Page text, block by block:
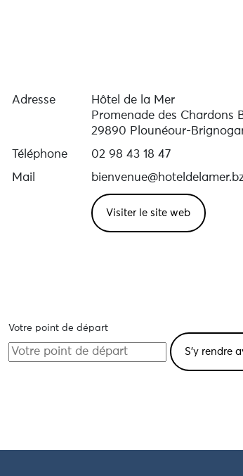
Adresse
Hôtel de la Mer
Promenade des Chardons
29890 Plounéour-
Téléphone
02 98 43 18 47
Mail
Visiter le site web
Votre point de départ